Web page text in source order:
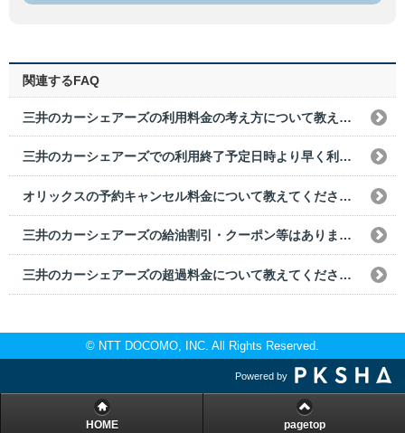
関連するFAQ
三井のカーシェアーズの利用料金の考え方について教えてください。
三井のカーシェアーズでの利用終了予定日時より早く利用終了した場合の利用料金はどうなりますか？
オリックスの予約キャンセル料金について教えてください。
三井のカーシェアーズの給油割引・クーポン等はありますか？
三井のカーシェアーズの超過料金について教えてください。
© NTT DOCOMO, INC. All Rights Reserved.
Powered by
HOME pagetop